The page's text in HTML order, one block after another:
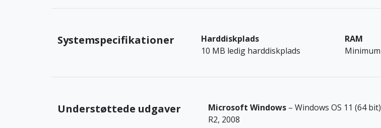
Systemspecifikationer
Harddiskplads
10 MB ledig harddiskplads
RAM
Minimum
Understøttede udgaver Microsoft Windows – Windows OS 11 (64
R2, 2008